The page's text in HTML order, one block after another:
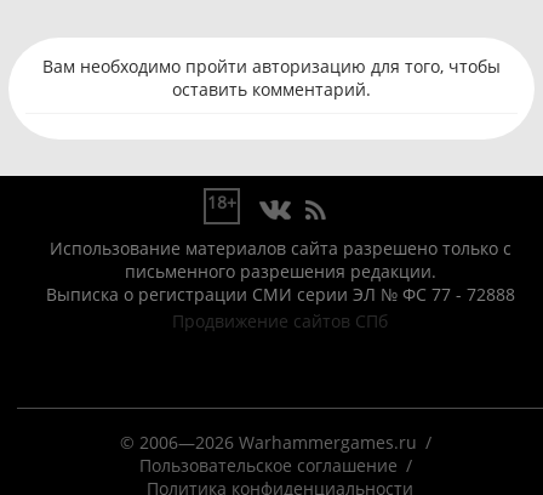
Вам необходимо пройти авторизацию для того, чтобы
оставить комментарий.
18+
Использование материалов сайта разрешено только с
письменного разрешения редакции.
Выписка о регистрации СМИ серии ЭЛ № ФС 77 - 72888
Продвижение сайтов СПб
© 2006—2026 Warhammergames.ru
Пользовательское соглашение
Политика конфиденциальности